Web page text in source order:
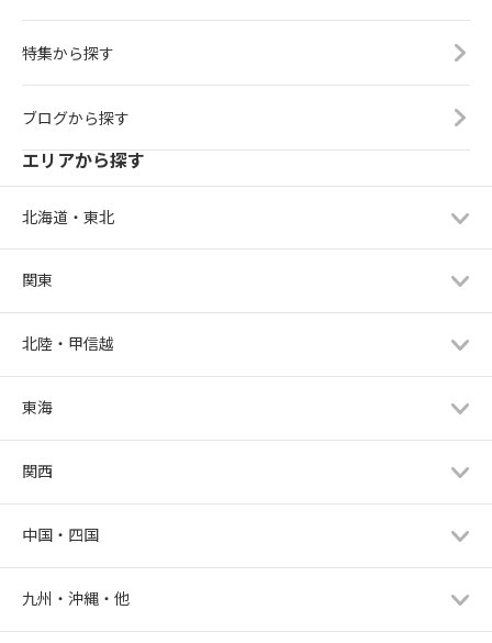
特集から探す
ブログから探す
エリアから探す
北海道・東北
関東
北陸・甲信越
東海
関西
中国・四国
九州・沖縄・他